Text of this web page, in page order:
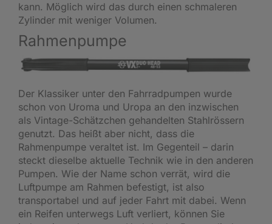
kann. Möglich wird das durch einen schmaleren
Zylinder mit weniger Volumen.
Rahmenpumpe
Der Klassiker unter den Fahrradpumpen wurde
schon von Uroma und Uropa an den inzwischen
als Vintage-Schätzchen gehandelten Stahlrössern
genutzt. Das heißt aber nicht, dass die
Rahmenpumpe veraltet ist. Im Gegenteil – darin
steckt dieselbe aktuelle Technik wie in den anderen
Pumpen. Wie der Name schon verrät, wird die
Luftpumpe am Rahmen befestigt, ist also
transportabel und auf jeder Fahrt mit dabei. Wenn
ein Reifen unterwegs Luft verliert, können Sie